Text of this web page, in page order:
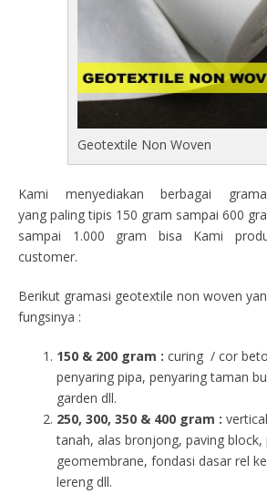
Geotextile Non Woven
Kami menyediakan berbagai
yang paling tipis 150 gram sampai 600
sampai 1.000 gram bisa Kami
customer.
Berikut gramasi geotextile non woven
fungsinya :
150 & 200 gram : curing / cor
penyaring pipa, penyaring taman
garden dll.
250, 300, 350 & 400 gram :
tanah, alas bronjong, paving block,
geomembrane, fondasi dasar rel
lereng dll.